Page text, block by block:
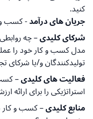
کنید.
جریان های درآمد- کسب و
شرکای کلیدی– چه
مدل کسب و کار خود را
تولیدکنندگان و/یا شرکای
فعالیت های کلیدی–
استراتژیکی را برای
منابع کلیدی– کسب و کار